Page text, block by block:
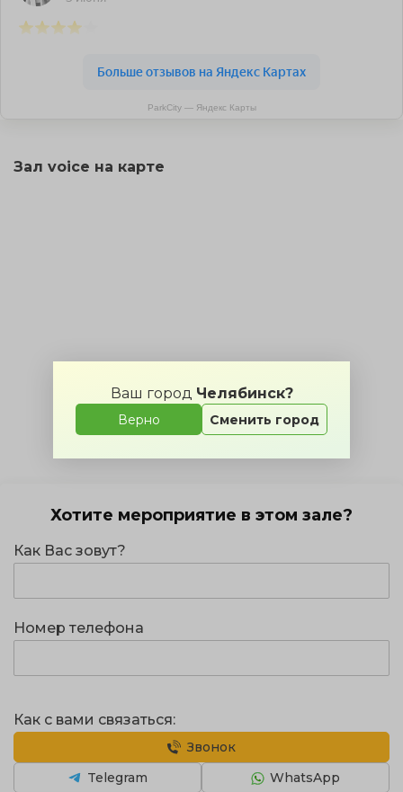
Ваш город Челябинск?
Верно Сменить город
ParkCity — Яндекс Карты
Зал voice на карте
Хотите мероприятие в этом зале?
Как Вас зовут?
Номер телефона
Как с вами связаться:
Звонок
WhatsApp
Telegram